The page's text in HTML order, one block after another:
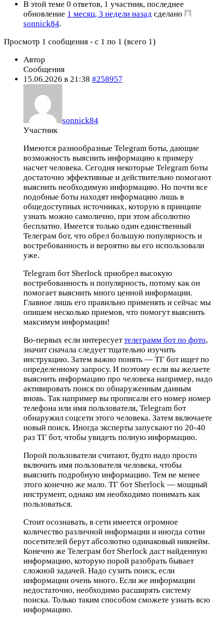
В этой теме 0 ответов, 1 участник, последнее
обновление 1 месяц, 3 недели назад сделано
sonnick84.
Просмотр 1 сообщения - с 1 по 1 (всего 1)
Автор
Сообщения
15.06.2026 в 21:38 #258957
sonnick84
Участник
Имеются разнообразные Telegram боты, дающие
возможность выяснить информацию к примеру
насчет человека. Сегодня некоторые Telegram боты
достаточно эффективные и действительно помогают
выяснить необходимую информацию. Но почти все
подобные боты находят информацию лишь в
общедоступных источниках, которую в принципе
узнать можно самолично, при этом абсолютно
бесплатно. Имеется только один единственный
Телеграм бот, что обрел большую популярность и
востребованность и вероятно вы его использовали
уже.
Telegram бот Sherlock приобрел высокую
востребованность и популярность, потому как он
помогает выяснить много ценной информации.
Главное лишь его правильно применять и сейчас мы
опишем несколько приемов, что помогут выяснить
максимум информации!
Во-первых если интересуеттелеграмм бот по фото,
значит сначала следует тщательно изучить
инструкцию. Затем важно понять — ТГ бот ищет по
определенному запросу. И поэтому если вы желаете
выяснить информацию про человека например, надо
активировать поиск по обнаруженным данным
вновь. Так например вы прописали его номер номер
телефона или имя пользователя, Telegram бот
обнаружил соцсети этого человека. Затем включаете
новый поиск. Иногда эксперты запускают по 20-40
раз ТГ бот, чтобы увидеть полную информацию.
Порой пользователи считают, будто надо просто
включить имя пользователя человека, чтобы
выяснить подробную информацию. Тем не менее
этого конечно же мало. ТГ бот Sherlock — мощный
инструмент, однако им необходимо понимать как
пользоваться.
Стоит осознавать, в сети имеется огромное
количество различной информации и иногда сотни
посетителей берут абсолютно одинаковый никнейм.
Конечно же Телеграм бот Sherlock даст найденную
информацию, которую порой разобрать бывает
сложной задачей. Надо сузить поиск, если
информации очень много. Если же информации
недостаточно, необходимо расширять систему
поиска. Только таким способом сможете узнать всю
информацию.